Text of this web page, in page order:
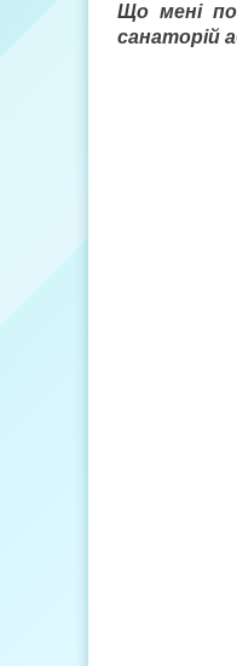
Що мені
санаторій